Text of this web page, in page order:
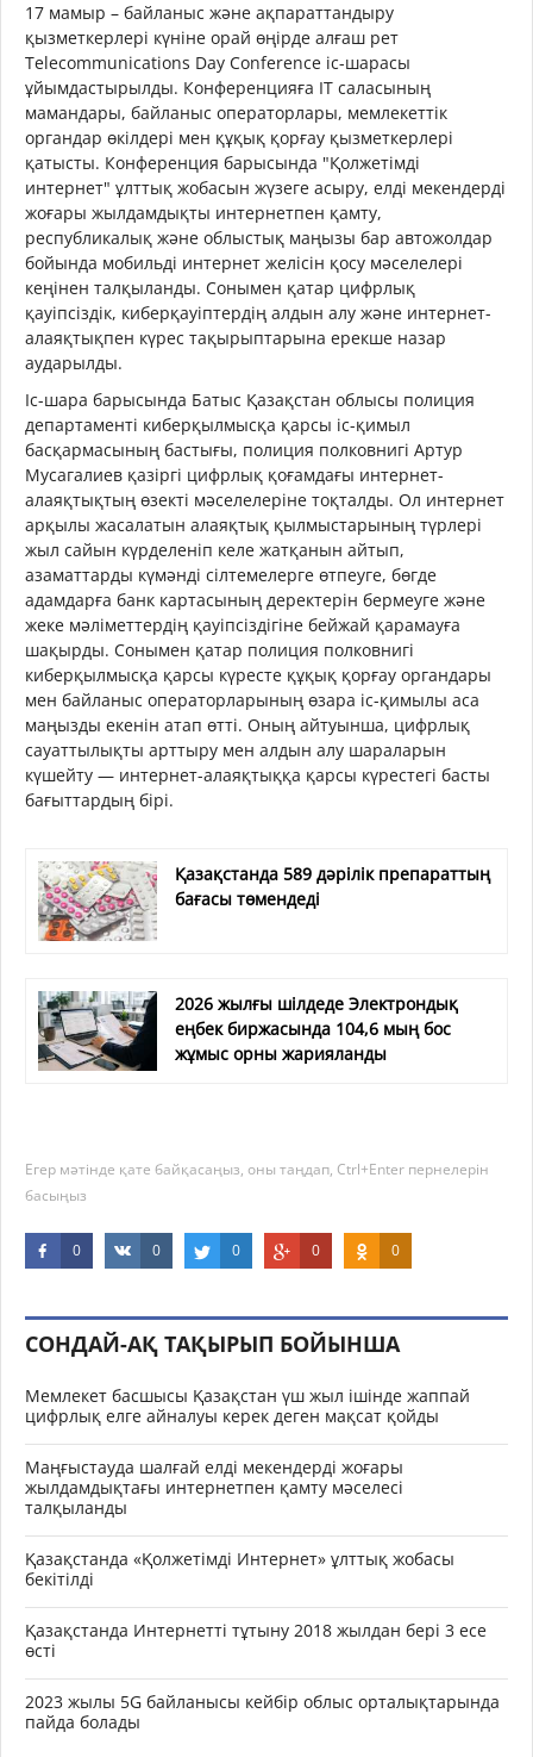
17 мамыр – байланыс және ақпараттандыру
қызметкерлері күніне орай өңірде алғаш рет
Telecommunications Day Conference іс-шарасы
ұйымдастырылды. Конференцияға IT саласының
мамандары, байланыс операторлары, мемлекеттік
органдар өкілдері мен құқық қорғау қызметкерлері
қатысты. Конференция барысында "Қолжетімді
интернет" ұлттық жобасын жүзеге асыру, елді мекендерді
жоғары жылдамдықты интернетпен қамту,
республикалық және облыстық маңызы бар автожолдар
бойында мобильді интернет желісін қосу мәселелері
кеңінен талқыланды. Сонымен қатар цифрлық
қауіпсіздік, киберқауіптердің алдын алу және интернет-
алаяқтықпен күрес тақырыптарына ерекше назар
аударылды.
Іс-шара барысында Батыс Қазақстан облысы полиция
департаменті киберқылмысқа қарсы іс-қимыл
басқармасының бастығы, полиция полковнигі Артур
Мусагалиев қазіргі цифрлық қоғамдағы интернет-
алаяқтықтың өзекті мәселелеріне тоқталды. Ол интернет
арқылы жасалатын алаяқтық қылмыстарының түрлері
жыл сайын күрделеніп келе жатқанын айтып,
азаматтарды күмәнді сілтемелерге өтпеуге, бөгде
адамдарға банк картасының деректерін бермеуге және
жеке мәліметтердің қауіпсіздігіне бейжай қарамауға
шақырды. Сонымен қатар полиция полковнигі
киберқылмысқа қарсы күресте құқық қорғау органдары
мен байланыс операторларының өзара іс-қимылы аса
маңызды екенін атап өтті. Оның айтуынша, цифрлық
сауаттылықты арттыру мен алдын алу шараларын
күшейту — интернет-алаяқтыққа қарсы күрестегі басты
бағыттардың бірі.
Қазақстанда 589 дәрілік препараттың
бағасы төмендеді
2026 жылғы шілдеде Электрондық
еңбек биржасында 104,6 мың бос
жұмыс орны жарияланды
Егер мәтінде қате байқасаңыз, оны таңдап, Ctrl+Enter пернелерін
басыңыз
0 0 0 0 0
СОНДАЙ-АҚ ТАҚЫРЫП БОЙЫНША
Мемлекет басшысы Қазақстан үш жыл ішінде жаппай
цифрлық елге айналуы керек деген мақсат қойды
Маңғыстауда шалғай елді мекендерді жоғары
жылдамдықтағы интернетпен қамту мәселесі
талқыланды
Қазақстанда «Қолжетімді Интернет» ұлттық жобасы
бекітілді
Қазақстанда Интернетті тұтыну 2018 жылдан бері 3 есе
өсті
2023 жылы 5G байланысы кейбір облыс орталықтарында
пайда болады